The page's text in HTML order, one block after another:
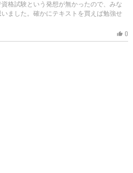
格試験という発想が無かったので、みな
ました。確かにテキストを買えば勉強せ
thumb_up 0